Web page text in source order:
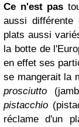
Ce n'est pas
aussi
plats aussi
la botte de
en effet ses
se mangerait la
prosciutto
pistacchio
réclame d'un